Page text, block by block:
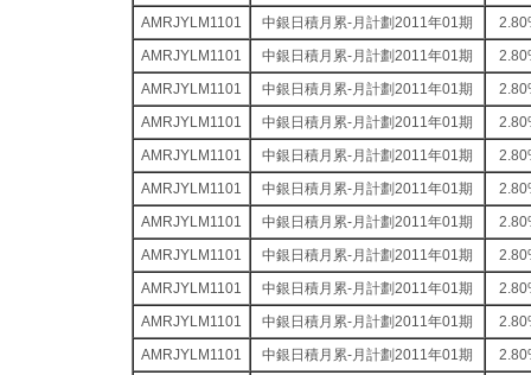
AMRJYLM1101
中銀日積月累-月計劃2011年01期
AMRJYLM1101
中銀日積月累-月計劃2011年01期
AMRJYLM1101
中銀日積月累-月計劃2011年01期
AMRJYLM1101
中銀日積月累-月計劃2011年01期
AMRJYLM1101
中銀日積月累-月計劃2011年01期
AMRJYLM1101
中銀日積月累-月計劃2011年01期
AMRJYLM1101
中銀日積月累-月計劃2011年01期
AMRJYLM1101
中銀日積月累-月計劃2011年01期
AMRJYLM1101
中銀日積月累-月計劃2011年01期
AMRJYLM1101
中銀日積月累-月計劃2011年01期
AMRJYLM1101
中銀日積月累-月計劃2011年01期